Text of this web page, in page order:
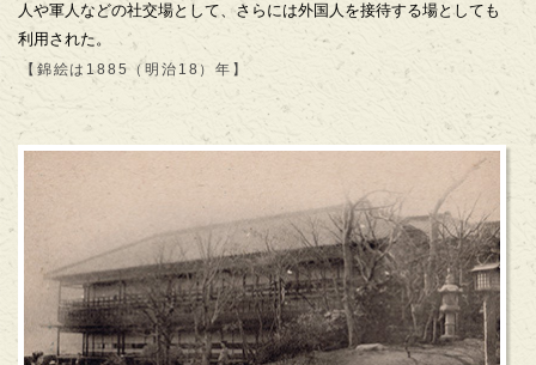
人や軍人などの社交場として、さらには外国人を接待する場としても
利用された。
【錦絵は1885（明治18）年】